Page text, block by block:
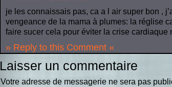
je les connaissais pas, ca a l air super bon ,
vengeance de la mama à plumes: la réglise
faire sucer cela pour éviter la crise cardiaque
» Reply to this Comment «
Laisser un commentaire
Votre adresse de messagerie ne sera pas